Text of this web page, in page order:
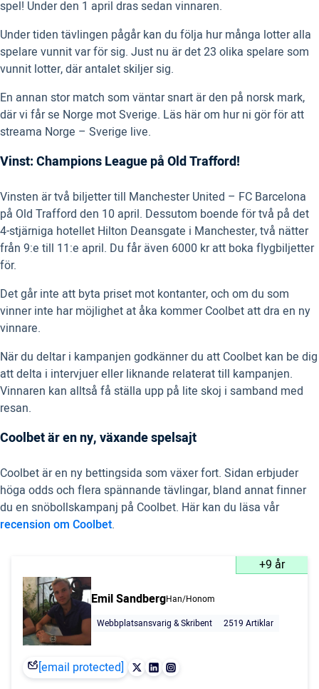
spel! Under den 1 april dras sedan vinnaren.
Under tiden tävlingen pågår kan du följa hur många lotter alla
spelare vunnit var för sig. Just nu är det 23 olika spelare som
vunnit lotter, där antalet skiljer sig.
En annan stor match som väntar snart är den på norsk mark,
där vi får se Norge mot Sverige. Läs här om hur ni gör för att
streama Norge – Sverige live.
Vinst: Champions League på Old Trafford!
Vinsten är två biljetter till Manchester United – FC Barcelona
på Old Trafford den 10 april. Dessutom boende för två på det
4-stjärniga hotellet Hilton Deansgate i Manchester, två nätter
från 9:e till 11:e april. Du får även 6000 kr att boka flygbiljetter
för.
Det går inte att byta priset mot kontanter, och om du som
vinner inte har möjlighet at åka kommer Coolbet att dra en ny
vinnare.
När du deltar i kampanjen godkänner du att Coolbet kan be dig
att delta i intervjuer eller liknande relaterat till kampanjen.
Vinnaren kan alltså få ställa upp på lite skoj i samband med
resan.
Coolbet är en ny, växande spelsajt
Coolbet är en ny bettingsida som växer fort. Sidan erbjuder
höga odds och flera spännande tävlingar, bland annat finner
du en snöbollskampanj på Coolbet. Här kan du läsa vår
recension om Coolbet.
+9 år
Emil SandbergHan/Honom
Webbplatsansvarig & Skribent
2519 Artiklar
[email protected]